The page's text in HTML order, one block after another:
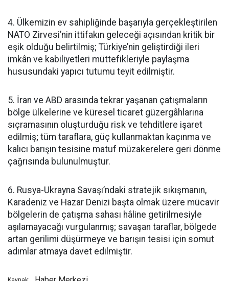
4. Ülkemizin ev sahipliğinde başarıyla gerçekleştirilen
NATO Zirvesi’nin ittifakın geleceği açısından kritik bir
eşik olduğu belirtilmiş; Türkiye’nin geliştirdiği ileri
imkân ve kabiliyetleri müttefikleriyle paylaşma
hususundaki yapıcı tutumu teyit edilmiştir.
5. İran ve ABD arasında tekrar yaşanan çatışmaların
bölge ülkelerine ve küresel ticaret güzergâhlarına
sıçramasının oluşturduğu risk ve tehditlere işaret
edilmiş; tüm taraflara, güç kullanmaktan kaçınma ve
kalıcı barışın tesisine matuf müzakerelere geri dönme
çağrısında bulunulmuştur.
6. Rusya-Ukrayna Savaşı’ndaki stratejik sıkışmanın,
Karadeniz ve Hazar Denizi başta olmak üzere mücavir
bölgelerin de çatışma sahası hâline getirilmesiyle
aşılamayacağı vurgulanmış; savaşan taraflar, bölgede
artan gerilimi düşürmeye ve barışın tesisi için somut
adımlar atmaya davet edilmiştir.